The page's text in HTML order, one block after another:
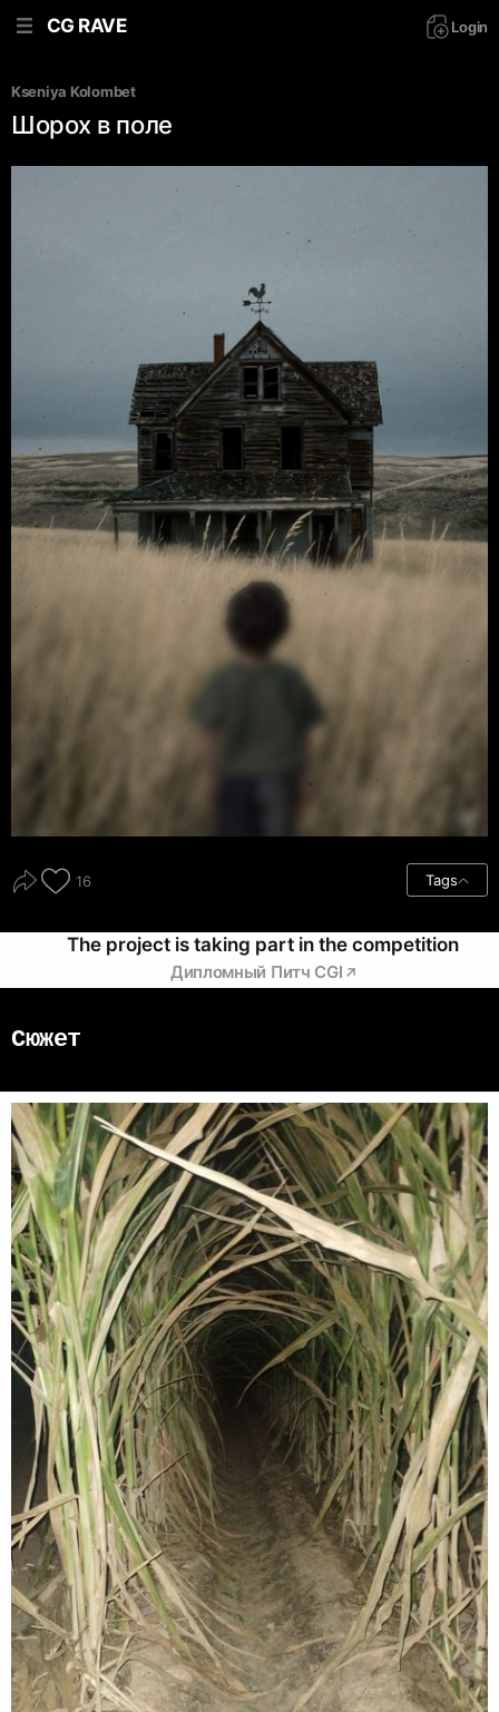
CG RAVE Login
Kseniya Kolombet
Шорох в поле
16 Tags
The project is taking part in the competition
Дипломный Питч CGI
Сюжет